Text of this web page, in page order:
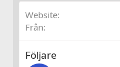
Website
Från
Följare